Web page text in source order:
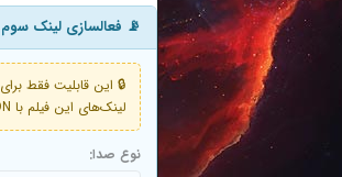
📡 فعالسازی لینک سوم
🔒 این قابلیت فقط برای
لینک‌های این فیلم با CDN اختصاصی ایران را ثبت کنید و دقایقی بعد به لینک سوم آن دسترسی خواهید داشت
نوع صدا: